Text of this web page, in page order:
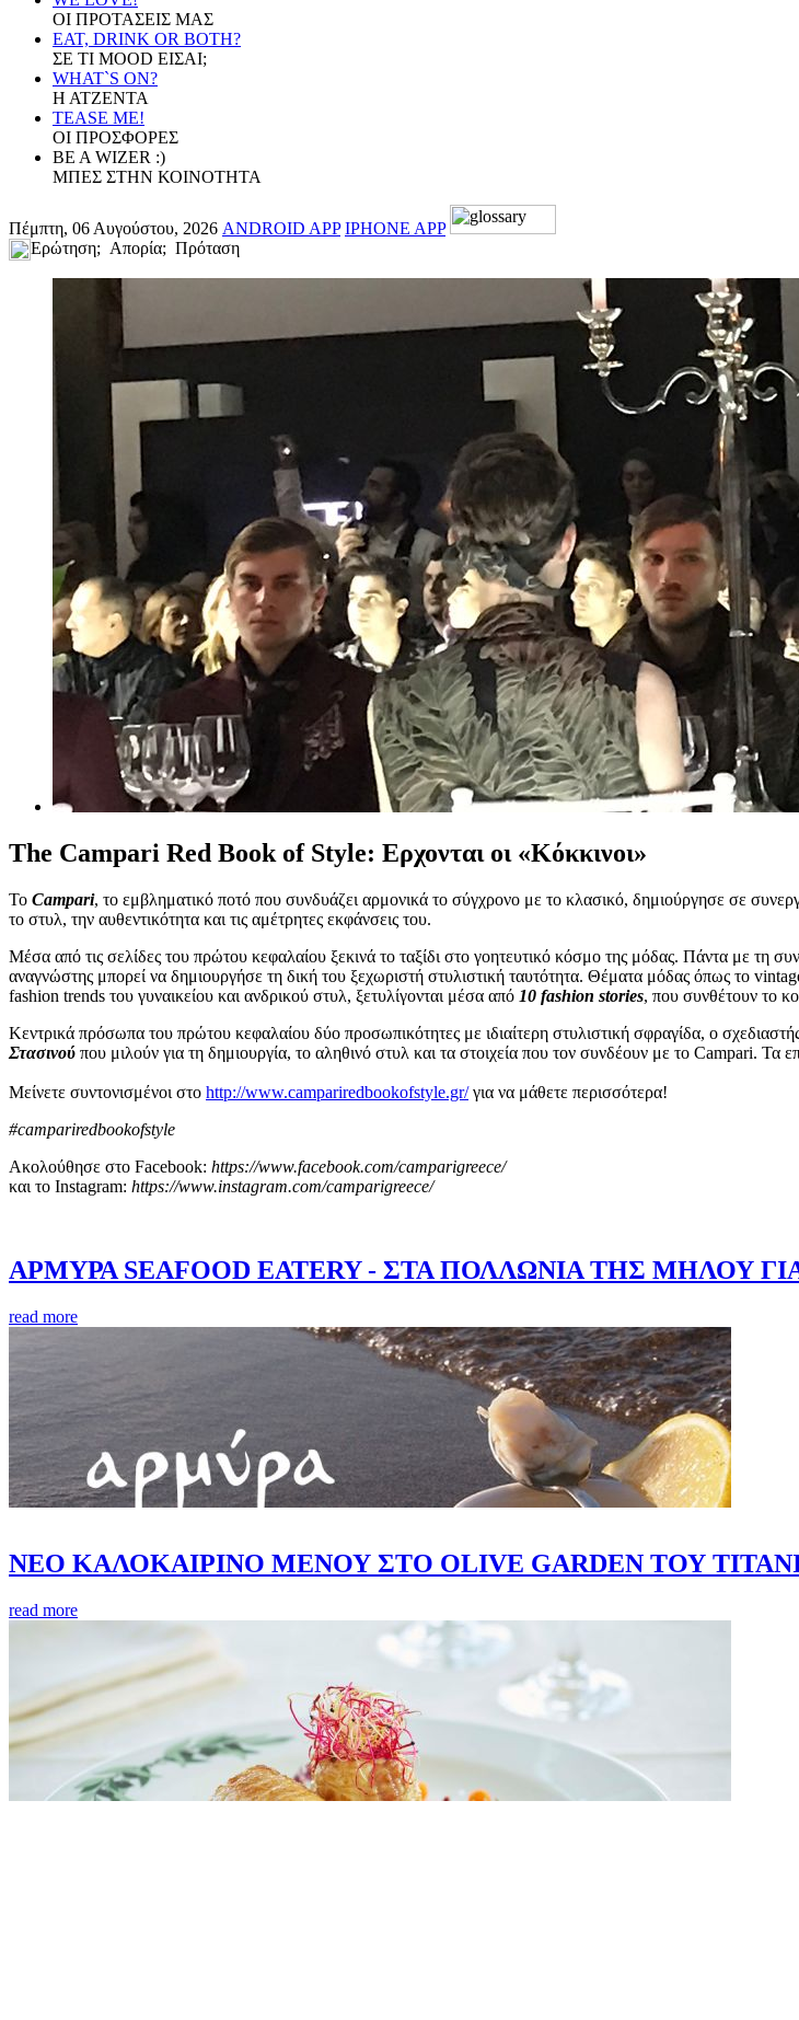
ΟΙ ΠΡΟΤΑΣΕΙΣ ΜΑΣ
EAT, DRINK OR BOTH?
ΣΕ ΤΙ MOOD ΕΙΣΑΙ;
WHAT`S ON?
Η ΑΤΖΕΝΤΑ
TEASE ME!
ΟΙ ΠΡΟΣΦΟΡΕΣ
BE A WIZER :)
ΜΠΕΣ ΣΤΗΝ ΚΟΙΝΟΤΗΤΑ
Πέμπτη, 06 Αυγούστου, 2026 ANDROID APP IPHONE APP
Ερώτηση; Απορία; Πρόταση
The Campari Red Book of Style: Eρχονται οι «Κόκκινοι»
To Campari, το εμβληματικό ποτό που συνδυάζει αρμονικά το σύγχρονο με το κλασικό, δημιούργησε σε
το στυλ, την αυθεντικότητα και τις αμέτρητες εκφάνσεις του.
Μέσα από τις σελίδες του πρώτου κεφαλαίου ξεκινά το ταξίδι στο γοητευτικό κόσμο της μόδας. Πάντα με τη
αναγνώστης μπορεί να δημιουργήσε τη δική του ξεχωριστή στυλιστική ταυτότητα. Θέματα μόδας όπως το
fashion trends του γυναικείου και ανδρικού στυλ, ξετυλίγονται μέσα από 10 fashion stories, που συνθέτουν το
Κεντρικά πρόσωπα του πρώτου κεφαλαίου δύο προσωπικότητες με ιδιαίτερη στυλιστική σφραγίδα, ο
Στασινού που μιλούν για τη δημιουργία, το αληθινό στυλ και τα στοιχεία που τον συνδέουν με το Campari.
Μείνετε συντονισμένοι στο http://www.campariredbookofstyle.gr/για να μάθετε περισσότερα!
#campariredbookofstyle
Ακολούθησε στο Facebook: https://www.facebook.com/camparigreece/
και το Instagram: https://www.instagram.com/camparigreece/
ΑΡΜΥΡΑ SEAFOOD EATERY - ΣΤΑ ΠΟΛΛΩΝΙΑ ΤΗΣ ΜΗΛΟΥ
read more
ΝΕΟ ΚΑΛΟΚΑΙΡΙΝΟ ΜΕΝΟΥ ΣΤΟ OLIVE GARDEN ΤΟΥ
read more